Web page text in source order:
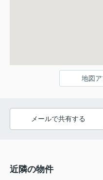
地図
メールで共有する
近隣の物件